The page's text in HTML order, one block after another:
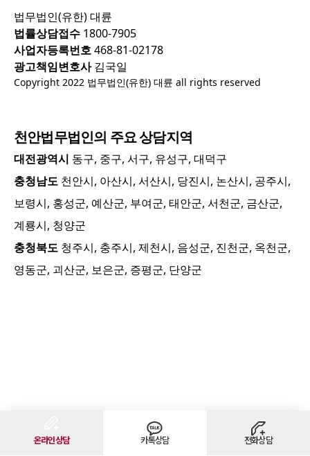
온라인상담 카톡상담 전화상담
법무법인(유한) 대륜
법률상담접수 1800-7905
사업자등록번호468-81-02178
광고책임변호사김국일
Copyright 2022 법무법인(유한) 대륜 all rights reserved
천안법무법인의 주요 상담지역
대전광역시 동구, 중구, 서구, 유성구, 대덕구
충청남도 천안시, 아산시, 서산시, 당진시, 논산시, 공주시,
보령시, 홍성군, 예산군, 부여군, 태안군, 서천군, 금산군,
계룡시, 청양군
충청북도 청주시, 충주시, 제천시, 음성군, 진천군, 옥천군,
영동군, 괴산군, 보은군, 증평군, 단양군